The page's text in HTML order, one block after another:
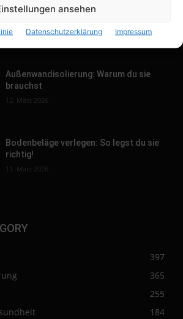
ansehen
Datenschutzerklärung Impressum
Keller ausbauen: Tipps und Ideen für
dein Zuhause
13. März 2026
Außenwandisolierung: Warum du sie
brauchst
12. März 2026
Bodenbeläge verlegen: So legst du sie
richtig!
11. März 2026
397
365
255
184